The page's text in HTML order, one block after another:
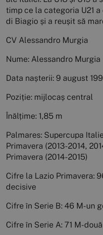
timp ce la categoria U21
di Biagio și a reușit să
CV Alessandro Murgia
Nume: Alessandro Murgia
Data nașterii: 9 august
Poziție: mijlocaș central
Înălțime: 1,85 m
Palmares: Supercupa
Primavera (2013-2014,
Primavera (2014-2015)
Cifre la Lazio Primavera:
decisive
Cifre în Serie B: 46 M-un
Cifre în Serie A: 71 M-